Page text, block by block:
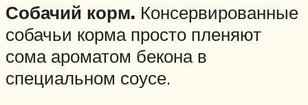
Собачий корм. Консервированные
собачьи корма просто пленяют
сома ароматом бекона в
специальном соусе.